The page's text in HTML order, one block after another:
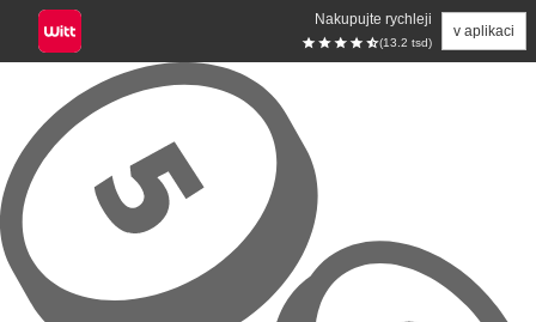
Nakupujte rychleji
(13.2 tsd)
v aplikaci
Přeskočit na hlavní obsah